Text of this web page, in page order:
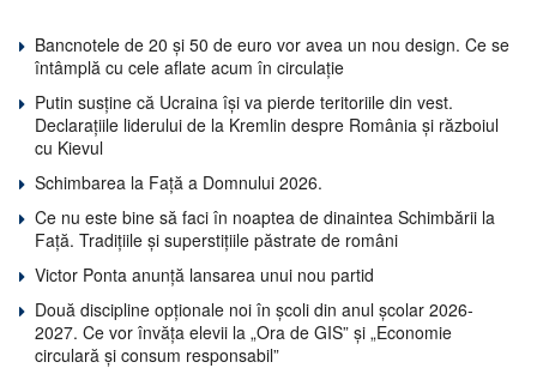
Bancnotele de 20 și 50 de euro vor avea un nou design. Ce se
întâmplă cu cele aflate acum în circulație
Putin susține că Ucraina își va pierde teritoriile din vest.
Declarațiile liderului de la Kremlin despre România și războiul
cu Kievul
Schimbarea la Față a Domnului 2026.
Ce nu este bine să faci în noaptea de dinaintea Schimbării la
Față. Tradițiile și superstițiile păstrate de români
Victor Ponta anunță lansarea unui nou partid
Două discipline opționale noi în școli din anul școlar 2026-
2027. Ce vor învăța elevii la „Ora de GIS” și „Economie
circulară și consum responsabil”